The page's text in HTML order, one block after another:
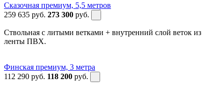
Сказочная премиум, 5,5 метров
259 635 руб. 273 300 руб.
Ствольная с литыми ветками + внутренний слой веток из
ленты ПВХ.
Финская премиум, 3 метра
112 290 руб. 118 200 руб.